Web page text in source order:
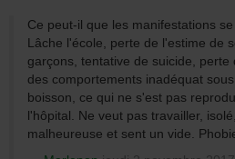
Ce peut-il que les manifestations
Lâche l'école, perte de l'estime de
garçons, tentative de suicide,
des comportements inadéquat
boisson, ce qui ne s'est pas
l'hôpital. Ne veut pas travailler,
malheureuse et sent un vide.